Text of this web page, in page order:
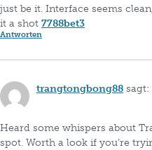
just be it. Interface seems
it a shot 7788bet3
Antworten
trangtongbong88 sagt:
Heard some whispers about
spot. Worth a look if you’re